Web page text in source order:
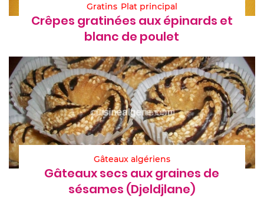
Gratins Plat principal
Crêpes gratinées aux épinards et
blanc de poulet
Gâteaux algériens
Gâteaux secs aux graines de
sésames (Djeldjlane)